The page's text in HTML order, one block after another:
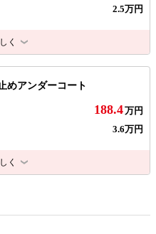
2.5万円
く
めアンダーコート
188.4万円
3.6万円
く